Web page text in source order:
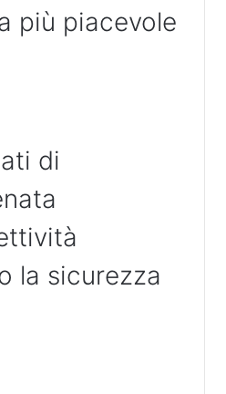
più piacevole
di
la sicurezza